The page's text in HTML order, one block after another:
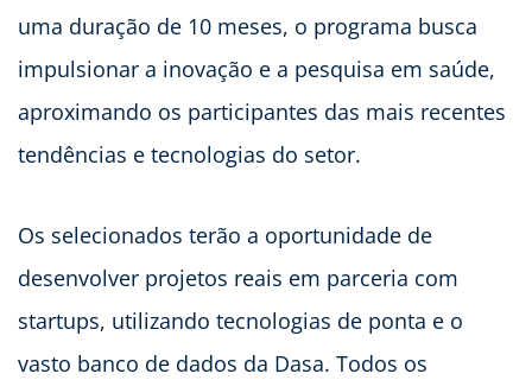
uma duração de 10 meses, o programa busca
impulsionar a inovação e a pesquisa em saúde,
aproximando os participantes das mais recentes
tendências e tecnologias do setor.
Os selecionados terão a oportunidade de
desenvolver projetos reais em parceria com
startups, utilizando tecnologias de ponta e o
vasto banco de dados da Dasa. Todos os